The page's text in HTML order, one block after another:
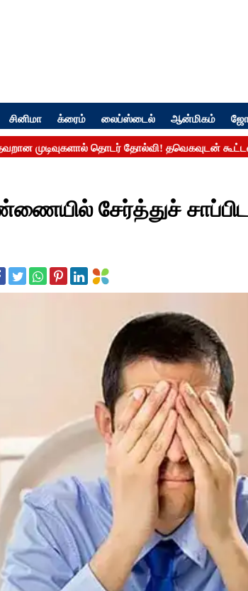
சினிமா க்ரைம் லைப்ஸ்டைல் ஆன்மிகம்
சேர்த்துச்